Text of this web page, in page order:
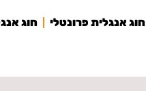
חוג אנגלית פרונטלי חוג